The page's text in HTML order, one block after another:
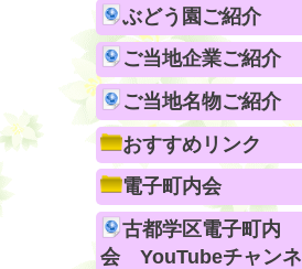
ぶどう園ご紹介
ご当地企業ご紹介
ご当地名物ご紹介
おすすめリンク
電子町内会
古都学区電子町内
会 YouTubeチャンネ